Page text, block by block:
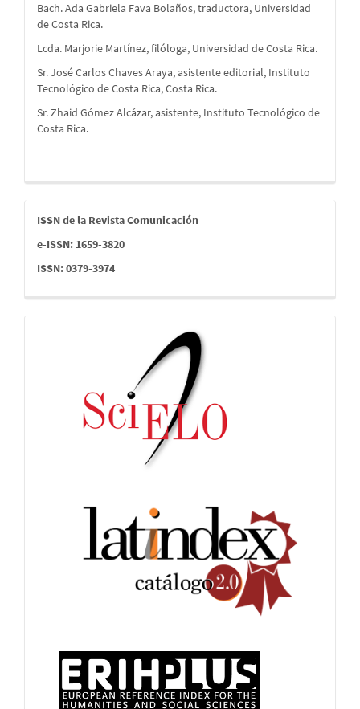
Bach. Ada Gabriela Fava Bolaños, traductora, Universidad
de Costa Rica.
Lcda. Marjorie Martínez, filóloga, Universidad de Costa Rica.
Sr. José Carlos Chaves Araya, asistente editorial, Instituto
Tecnológico de Costa Rica, Costa Rica.
Sr. Zhaid Gómez Alcázar, asistente, Instituto Tecnológico de
Costa Rica.
issn
ISSN de la Revista Comunicación
e-ISSN: 1659-3820
ISSN: 0379-3974